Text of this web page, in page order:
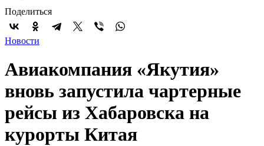
Поделиться
Новости
Авиакомпания «Якутия»
вновь запустила чартерные
рейсы из Хабаровска на
курорты Китая